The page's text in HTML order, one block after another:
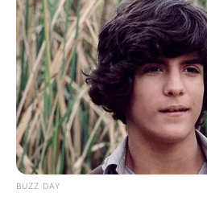
PRIX DE MILAN
20-07-2024
BUZZ DAY